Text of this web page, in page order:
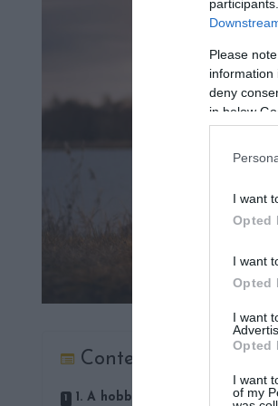
Please
information
deny
in below
I want
Opted
I want
Opted
I want
Opted
I want
of my
Contents
1. A hobbiállatoknak